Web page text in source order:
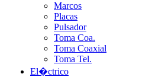
Marcos
Placas
Pulsador
Toma Coa.
Toma Coaxial
Toma Tel.
El�ctrico